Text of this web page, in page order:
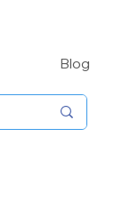
Blog